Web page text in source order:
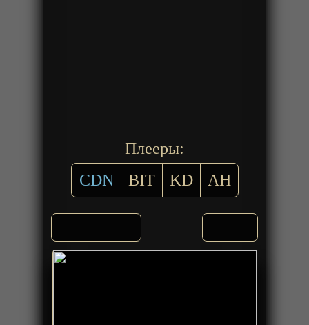
Плееры:
CDN
BIT KD AH